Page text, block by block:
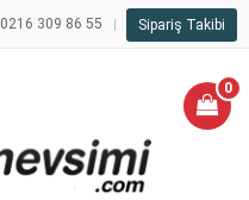
0216 309 86 55 Sipariş Takibi
0